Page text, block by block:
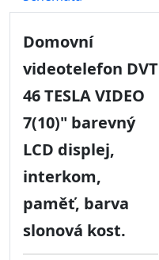
Domovní
videotelefon DVT
46 TESLA VIDEO
7(10)" barevný
LCD displej,
interkom,
paměť, barva
slonová kost.